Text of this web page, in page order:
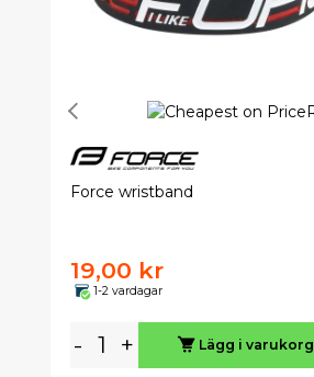
Force wristband
19,00 kr
1-2 vardagar
- + Lägg i varukorg